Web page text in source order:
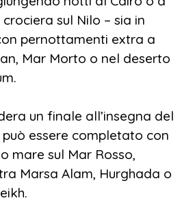
sul Nilo – sia in
pernottamenti extra a
Mar Morto o nel deserto
un finale all’insegna del
essere completato con
mare sul Mar Rosso,
Marsa Alam, Hurghada o